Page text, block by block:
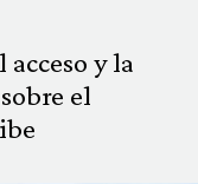
y la
el